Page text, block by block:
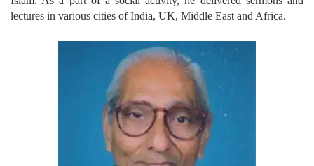
lectures in various cities of India, UK, Middle East and Africa.